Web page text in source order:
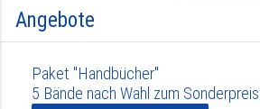
Angebote
Paket "Handbücher"
5 Bände nach Wahl zum